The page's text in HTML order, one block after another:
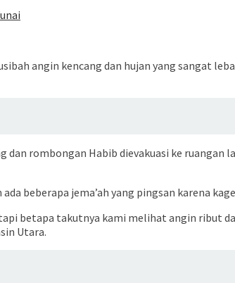
angin kencang dan hujan yang sangat
rombongan Habib dievakuasi ke ruangan
beberapa jema’ah yang pingsan karena
betapa takutnya kami melihat angin ribut
Utara.